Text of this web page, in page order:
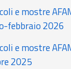
e mostre
febbraio 2026
e mostre
2025